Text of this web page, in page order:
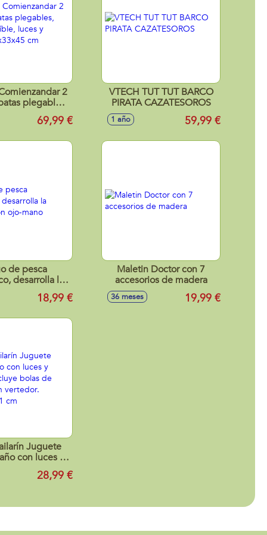
2
plegables,
luces y
cm
69,99 €
VTECH TUT TUT BARCO
PIRATA CAZATESOROS
1 año 59,99 €
de pesca
desarrolla la
ojo-mano
18,99 €
Maletin Doctor con 7
accesorios de madera
36 meses 19,99 €
Juguete
con luces y
bolas de
un vertedor.
28,99 €